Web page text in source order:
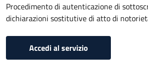
Procedimento di autenticazione di
dichiarazioni sostitutive di atto di
Accedi al servizio